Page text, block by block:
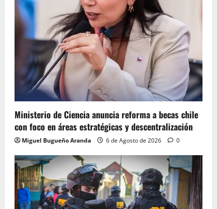
Ministerio de Ciencia anuncia reforma a becas chile
con foco en áreas estratégicas y descentralización
Miguel Bugueño Aranda 6 de Agosto de 2026 0